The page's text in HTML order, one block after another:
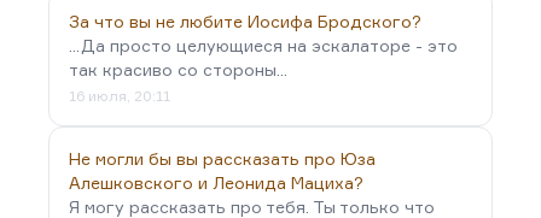
За что вы не любите Иосифа Бродского?
...Да просто целующиеся на эскалаторе - это
так красиво со стороны...
16 июля, 20:11
Не могли бы вы рассказать про Юза
Алешковского и Леонида Мациха?
Я могу рассказать про тебя. Ты только что